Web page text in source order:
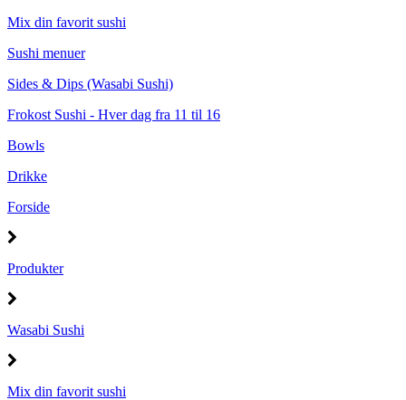
Mix din favorit sushi
Sushi menuer
Sides & Dips (Wasabi Sushi)
Frokost Sushi - Hver dag fra 11 til 16
Bowls
Drikke
Forside
Produkter
Wasabi Sushi
Mix din favorit sushi